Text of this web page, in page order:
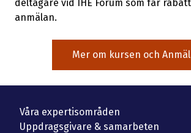
deltagare vid IHE Forum som får
anmälan.
Mer om kursen och
Våra expertisområden
Uppdragsgivare & samarbeten